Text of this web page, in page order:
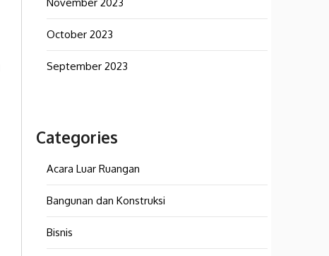
October 2023
September 2023
Categories
Acara Luar Ruangan
Bangunan dan Konstruksi
Bisnis